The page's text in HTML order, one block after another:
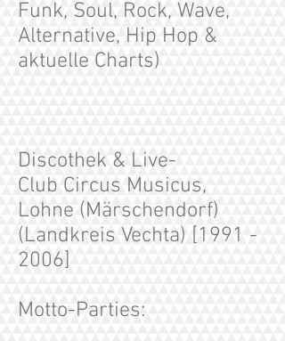
Funk, Soul, Rock, Wave,
Alternative, Hip Hop &
aktuelle Charts)
Discothek & Live-
Club Circus Musicus,
Lohne (Märschendorf)
(Landkreis Vechta) [1991 -
2006]
Motto-Parties: